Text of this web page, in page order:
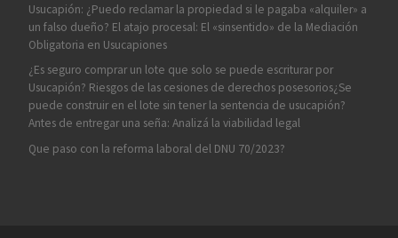
Usucapión: ¿Puedo reclamar la propiedad si le pagaba «alquiler» a
un falso dueño? El atajo procesal: El «sinsentido» de la Mediación
Obligatoria en Usucapiones
¿Es seguro comprar un lote que solo se puede escriturar por
Usucapión? Riesgos de las cesiones de derechos posesorios¿Se
puede construir en el lote sin tener la sentencia de usucapión?
Antes de entregar una seña: Analizá la viabilidad legal
Que paso con la reforma laboral del DNU 70/2023?